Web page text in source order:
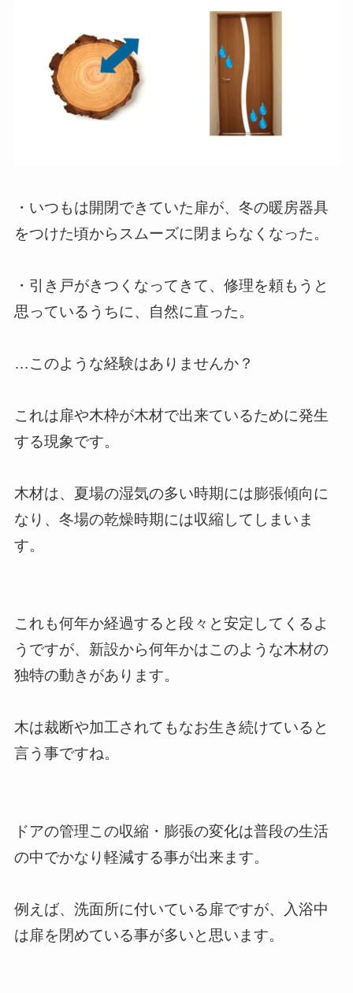
・いつもは開閉できていた扉が、冬の暖房器具
をつけた頃からスムーズに閉まらなくなった。
・引き戸がきつくなってきて、修理を頼もうと
思っているうちに、自然に直った。
…このような経験はありませんか？
これは扉や木枠が木材で出来ているために発生
する現象です。
木材は、夏場の湿気の多い時期には膨張傾向に
なり、冬場の乾燥時期には収縮してしまいま
す。
これも何年か経過すると段々と安定してくるよ
うですが、新設から何年かはこのような木材の
独特の動きがあります。
木は裁断や加工されてもなお生き続けていると
言う事ですね。
ドアの管理この収縮・膨張の変化は普段の生活
の中でかなり軽減する事が出来ます。
例えば、洗面所に付いている扉ですが、入浴中
は扉を閉めている事が多いと思います。